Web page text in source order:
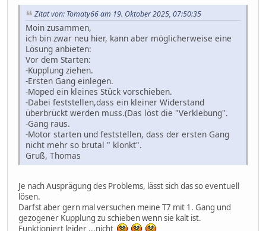
Zitat von: Tomaty66 am 19. Oktober 2025, 07:50:35
Moin zusammen,
ich bin zwar neu hier, kann aber möglicherweise eine
Lösung anbieten:
Vor dem Starten:
-Kupplung ziehen.
-Ersten Gang einlegen.
-Moped ein kleines Stück vorschieben.
-Dabei feststellen,dass ein kleiner Widerstand
überbrückt werden muss.(Das löst die "Verklebung".
-Gang raus.
-Motor starten und feststellen, dass der ersten Gang
nicht mehr so brutal " klonkt".
Gruß, Thomas
Je nach Ausprägung des Problems, lässt sich das so eventuell
lösen.
Darfst aber gern mal versuchen meine T7 mit 1. Gang und
gezogener Kupplung zu schieben wenn sie kalt ist.
Funktioniert leider ...nicht